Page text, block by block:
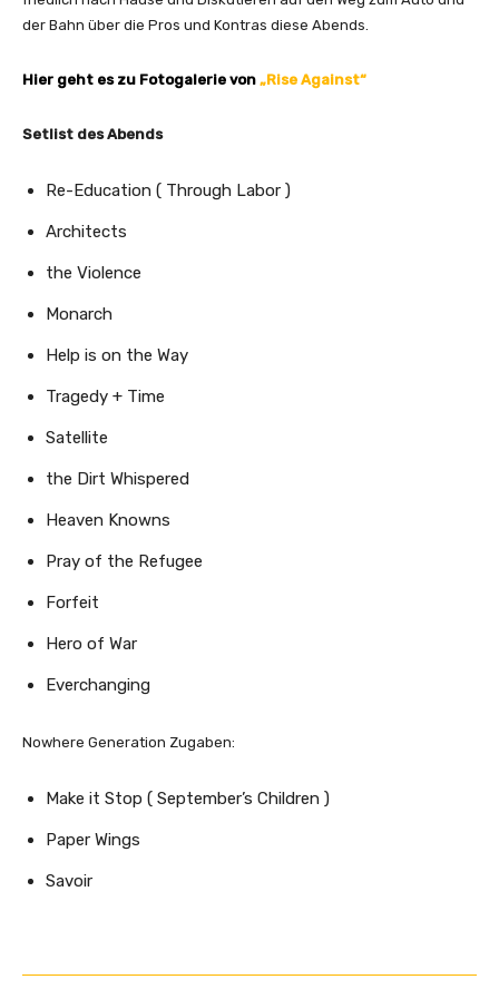
der Bahn über die Pros und Kontras diese Abends.
Hier geht es zu Fotogalerie von „Rise Against“
Setlist des Abends
Re-Education ( Through Labor )
Architects
the Violence
Monarch
Help is on the Way
Tragedy + Time
Satellite
the Dirt Whispered
Heaven Knowns
Pray of the Refugee
Forfeit
Hero of War
Everchanging
Nowhere Generation Zugaben:
Make it Stop ( September’s Children )
Paper Wings
Savoir